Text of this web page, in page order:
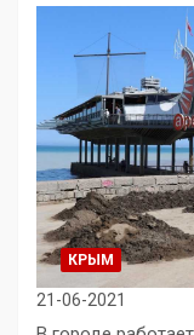
КРЫМ
21-06-2021